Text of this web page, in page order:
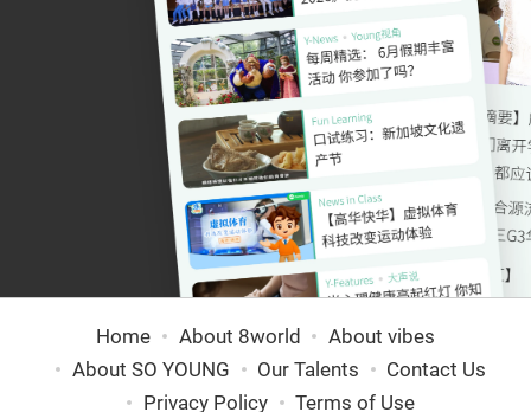
Home About 8world
About vibes
About SO YOUNG
Our Talents
Contact Us
Privacy Policy
Terms of Use